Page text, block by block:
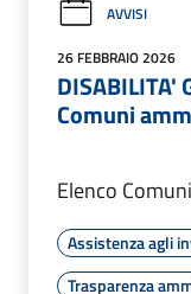
AVVISI
26 FEBBRAIO 2026
DISABILITA'
Comuni
Elenco
Assistenza agli
Trasparenza